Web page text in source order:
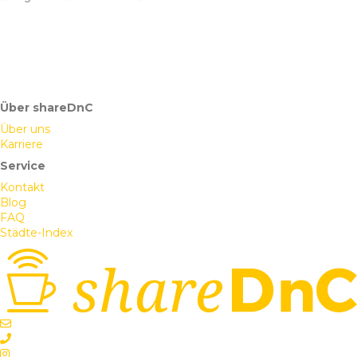
Gesucht wird bewusst ein Mietpartner, der dieses
Über shareDnC
Über uns
Karriere
Service
Kontakt
Blog
FAQ
Städte-Index